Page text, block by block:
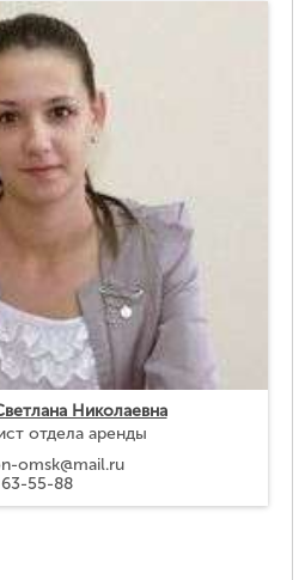
Николаевна
отдела аренды
omsk@mail.ru
63-55-88